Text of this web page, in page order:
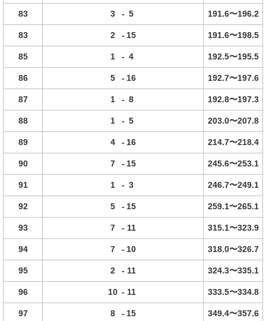
83 3 - 5 191.6〜196.2
83 2 - 15 191.6〜198.5
85 1 - 4 192.5〜195.5
86 5 - 16 192.7〜197.6
87 1 - 8 192.8〜197.3
88 1 - 5 203.0〜207.8
89 4 - 16 214.7〜218.4
90 7 - 15 245.6〜253.1
91 1 - 3 246.7〜249.1
92 5 - 15 259.1〜265.1
93 7 - 11 315.1〜323.9
94 7 - 10 318.0〜326.7
95 2 - 11 324.3〜335.1
96 10 - 11 333.5〜334.8
97 8 - 15 349.4〜357.6